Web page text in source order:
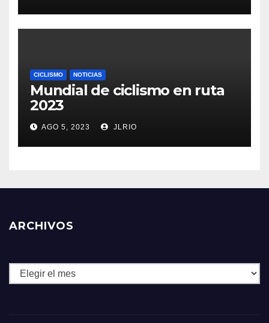
CICLISMO NOTICIAS
Mundial de ciclismo en ruta
2023
AGO 5, 2023 JLRIO
ARCHIVOS
Archivos